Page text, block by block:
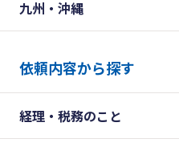
九州・沖縄
依頼内容から探す
経理・税務のこと